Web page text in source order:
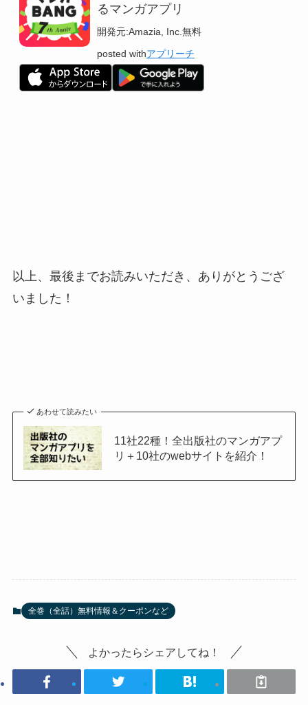
るマンガアプリ
開発元:Amazia, Inc.無料
posted withアプリーチ
以上、最後までお読みいただき、ありがとうござ
いました！
あわせて読みたい
11社22種！全出版社のマンガアプ
リ＋10社のwebサイトを紹介！
全巻（全話）無料情報＆クーポンなど
よかったらシェアしてね！